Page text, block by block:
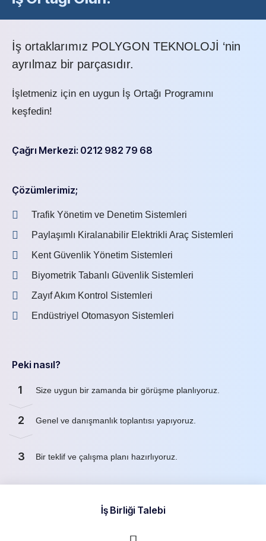
İş ortaklarımız POLYGON TEKNOLOJİ ‘nin
ayrılmaz bir parçasıdır.
İşletmeniz için en uygun İş Ortağı Programını
keşfedin!
Çağrı Merkezi: 0212 982 79 68
Çözümlerimiz;
Trafik Yönetim ve Denetim Sistemleri
Paylaşımlı Kiralanabilir Elektrikli Araç Sistemleri
Kent Güvenlik Yönetim Sistemleri
Biyometrik Tabanlı Güvenlik Sistemleri
Zayıf Akım Kontrol Sistemleri
Endüstriyel Otomasyon Sistemleri
Peki nasıl?
1 Size uygun bir zamanda bir görüşme planlıyoruz.
2 Genel ve danışmanlık toplantısı yapıyoruz.
3 Bir teklif ve çalışma planı hazırlıyoruz.
İş Birliği Talebi